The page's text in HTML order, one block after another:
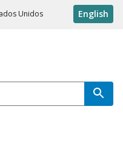
Unidos English